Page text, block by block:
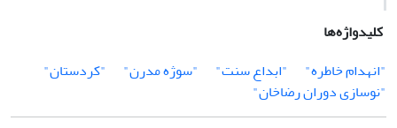
کلیدواژه‌ها
"انهدام خاطره"
"ابداع سنت" "سوژه مدرن"
"کردستان"
"نوسازی دوران رضاخان"